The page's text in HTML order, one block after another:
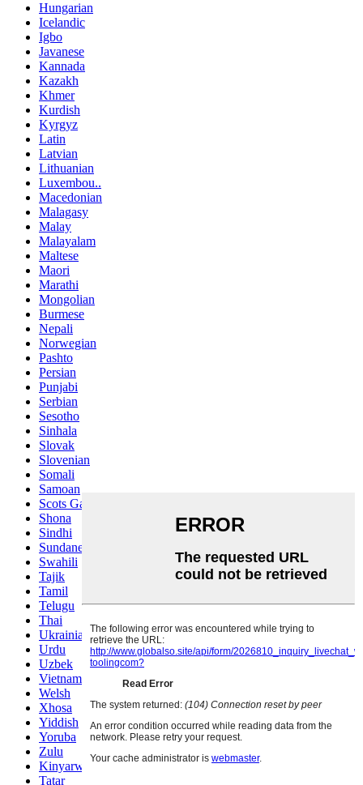
Hungarian
Icelandic
Igbo
Javanese
Kannada
Kazakh
Khmer
Kurdish
Kyrgyz
Latin
Latvian
Lithuanian
Luxembou..
Macedonian
Malagasy
Malay
Malayalam
Maltese
Maori
Marathi
Mongolian
Burmese
Nepali
Norwegian
Pashto
Persian
Punjabi
Serbian
Sesotho
Sinhala
Slovak
Slovenian
Somali
Samoan
Scots Gaelic
Shona
Sindhi
Sundanese
Swahili
Tajik
Tamil
Telugu
Thai
Ukrainian
Urdu
Uzbek
Vietnamese
Welsh
Xhosa
Yiddish
Yoruba
Zulu
Kinyarwanda
Tatar